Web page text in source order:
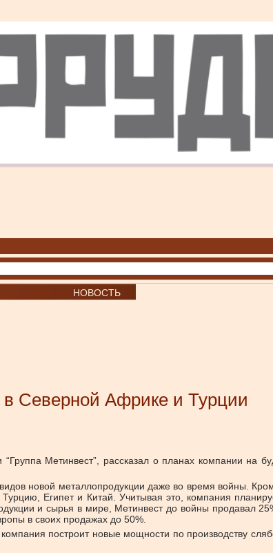
НОВОСТЬ
в Северной Африке и Турции
Метинвест”, рассказал о планах компании на
новой металлопродукции даже во время войны.
Египет и Китай. Учитывая это, компания
и сырья в мире, Метинвест до войны продавал
в своих продажах до 50%.
построит новые мощности по производству